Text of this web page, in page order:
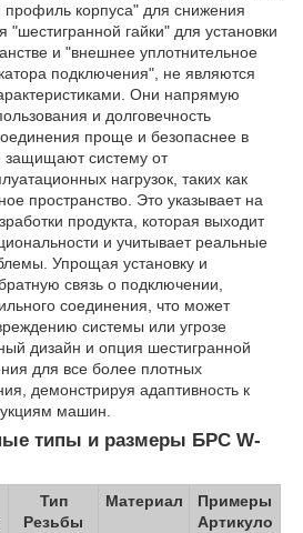
профиль корпуса" для снижения
"шестигранной гайки" для установки
и "внешнее уплотнительное
подключения", не являются
Они напрямую
и долговечность
проще и безопаснее в
защищают систему от
нагрузок, таких как
пространство. Это указывает на
продукта, которая выходит
и учитывает реальные
Упрощая установку и
связь о подключении,
соединения, что может
системы или угрозе
дизайн и опция шестигранной
для все более плотных
демонстрируя адаптивность к
машин.
типы и размеры БРС W-
Тип
Резьбы
Материал
Примеры
Артикуло